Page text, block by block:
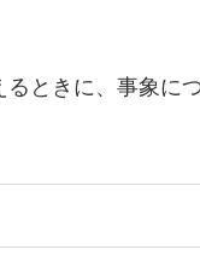
ときに、事象に